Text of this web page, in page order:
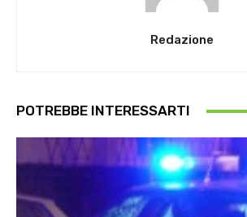
Redazione
POTREBBE INTERESSARTI